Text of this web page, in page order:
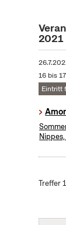
2021
16 bis
Eintritt
Treffer